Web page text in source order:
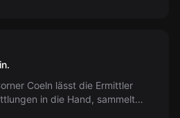
Coeln lässt die Ermittler
in die Hand, sammelt